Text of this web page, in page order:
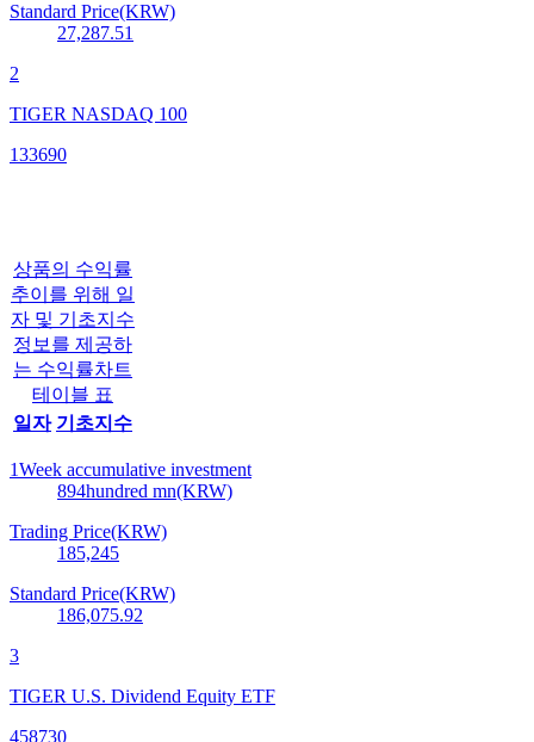
Standard Price(KRW)
27,287.51
2
TIGER NASDAQ 100
133690
상품의 수익률
추이를 위해 일
자 및 기초지수
정보를 제공하
는 수익률차트
테이블 표
일자 기초지수
1Week accumulative investment
894hundred mn(KRW)
Trading Price(KRW)
185,245
Standard Price(KRW)
186,075.92
3
TIGER U.S. Dividend Equity ETF
458730